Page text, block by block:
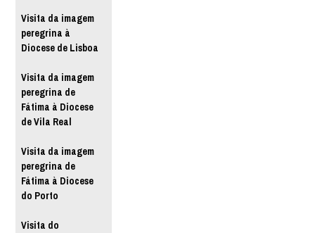
Visita da imagem
peregrina à
Diocese de Lisboa
Visita da imagem
peregrina de
Fátima à Diocese
de Vila Real
Visita da imagem
peregrina de
Fátima à Diocese
do Porto
Visita do